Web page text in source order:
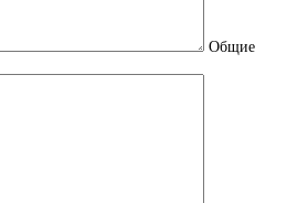
Общие